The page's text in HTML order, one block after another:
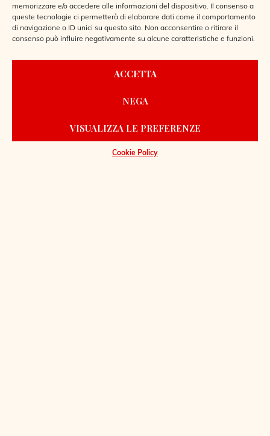
memorizzare e/o accedere alle informazioni del dispositivo. Il consenso a
queste tecnologie ci permetterà di elaborare dati come il comportamento
di navigazione o ID unici su questo sito. Non acconsentire o ritirare il
consenso può influire negativamente su alcune caratteristiche e funzioni.
ACCETTA
NEGA
VISUALIZZA LE PREFERENZE
Cookie Policy
AMERICAN TENNIS
RECORD BOOK
Marco Di Nardo